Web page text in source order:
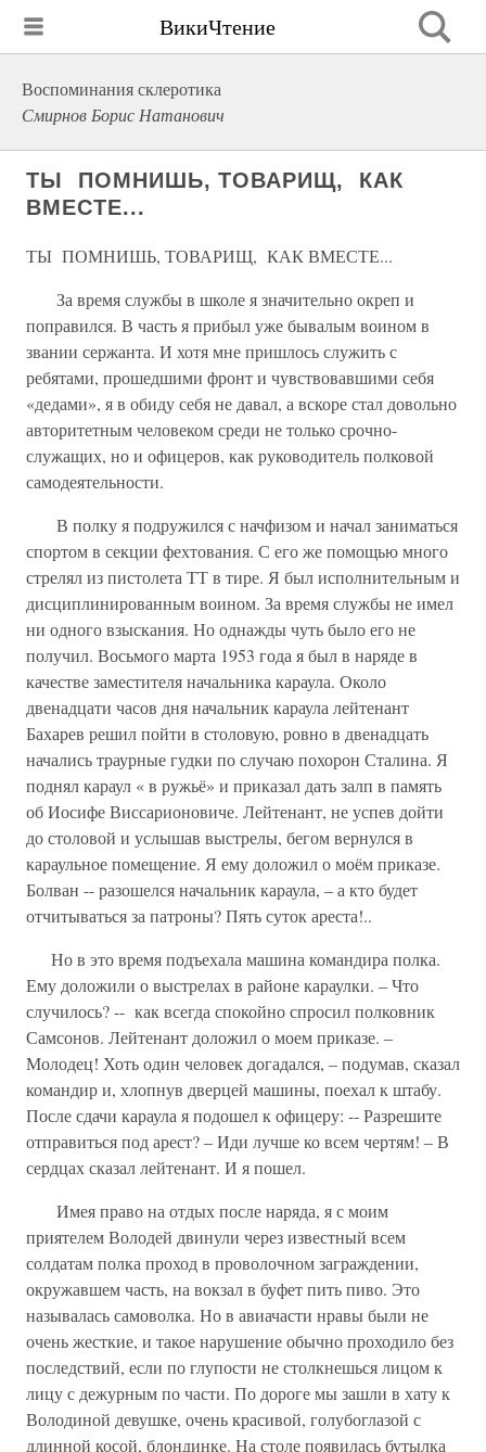
ВикиЧтение
Воспоминания склеротика
Смирнов Борис Натанович
ТЫ ПОМНИШЬ, ТОВАРИЩ, КАК
ВМЕСТЕ...
ТЫ ПОМНИШЬ, ТОВАРИЩ, КАК ВМЕСТЕ...
За время службы в школе я значительно окреп и
поправился. В часть я прибыл уже бывалым воином в
звании сержанта. И хотя мне пришлось служить с
ребятами, прошедшими фронт и чувствовавшими себя
«дедами», я в обиду себя не давал, а вскоре стал довольно
авторитетным человеком среди не только срочно-
служащих, но и офицеров, как руководитель полковой
самодеятельности.
В полку я подружился с начфизом и начал заниматься
спортом в секции фехтования. С его же помощью много
стрелял из пистолета ТТ в тире. Я был исполнительным и
дисциплинированным воином. За время службы не имел
ни одного взыскания. Но однажды чуть было его не
получил. Восьмого марта 1953 года я был в наряде в
качестве заместителя начальника караула. Около
двенадцати часов дня начальник караула лейтенант
Бахарев решил пойти в столовую, ровно в двенадцать
начались траурные гудки по случаю похорон Сталина. Я
поднял караул « в ружьё» и приказал дать залп в память
об Иосифе Виссарионовиче. Лейтенант, не успев дойти
до столовой и услышав выстрелы, бегом вернулся в
караульное помещение. Я ему доложил о моём приказе.
Болван -- разошелся начальник караула, – а кто будет
отчитываться за патроны? Пять суток ареста!..
Но в это время подъехала машина командира полка.
Ему доложили о выстрелах в районе караулки. – Что
случилось? -- как всегда спокойно спросил полковник
Самсонов. Лейтенант доложил о моем приказе. –
Молодец! Хоть один человек догадался, – подумав, сказал
командир и, хлопнув дверцей машины, поехал к штабу.
После сдачи караула я подошел к офицеру: -- Разрешите
отправиться под арест? – Иди лучше ко всем чертям! – В
сердцах сказал лейтенант. И я пошел.
Имея право на отдых после наряда, я с моим
приятелем Володей двинули через известный всем
солдатам полка проход в проволочном заграждении,
окружавшем часть, на вокзал в буфет пить пиво. Это
называлась самоволка. Но в авиачасти нравы были не
очень жесткие, и такое нарушение обычно проходило без
последствий, если по глупости не столкнешься лицом к
лицу с дежурным по части. По дороге мы зашли в хату к
Володиной девушке, очень красивой, голубоглазой с
длинной косой, блондинке. На столе появилась бутылка